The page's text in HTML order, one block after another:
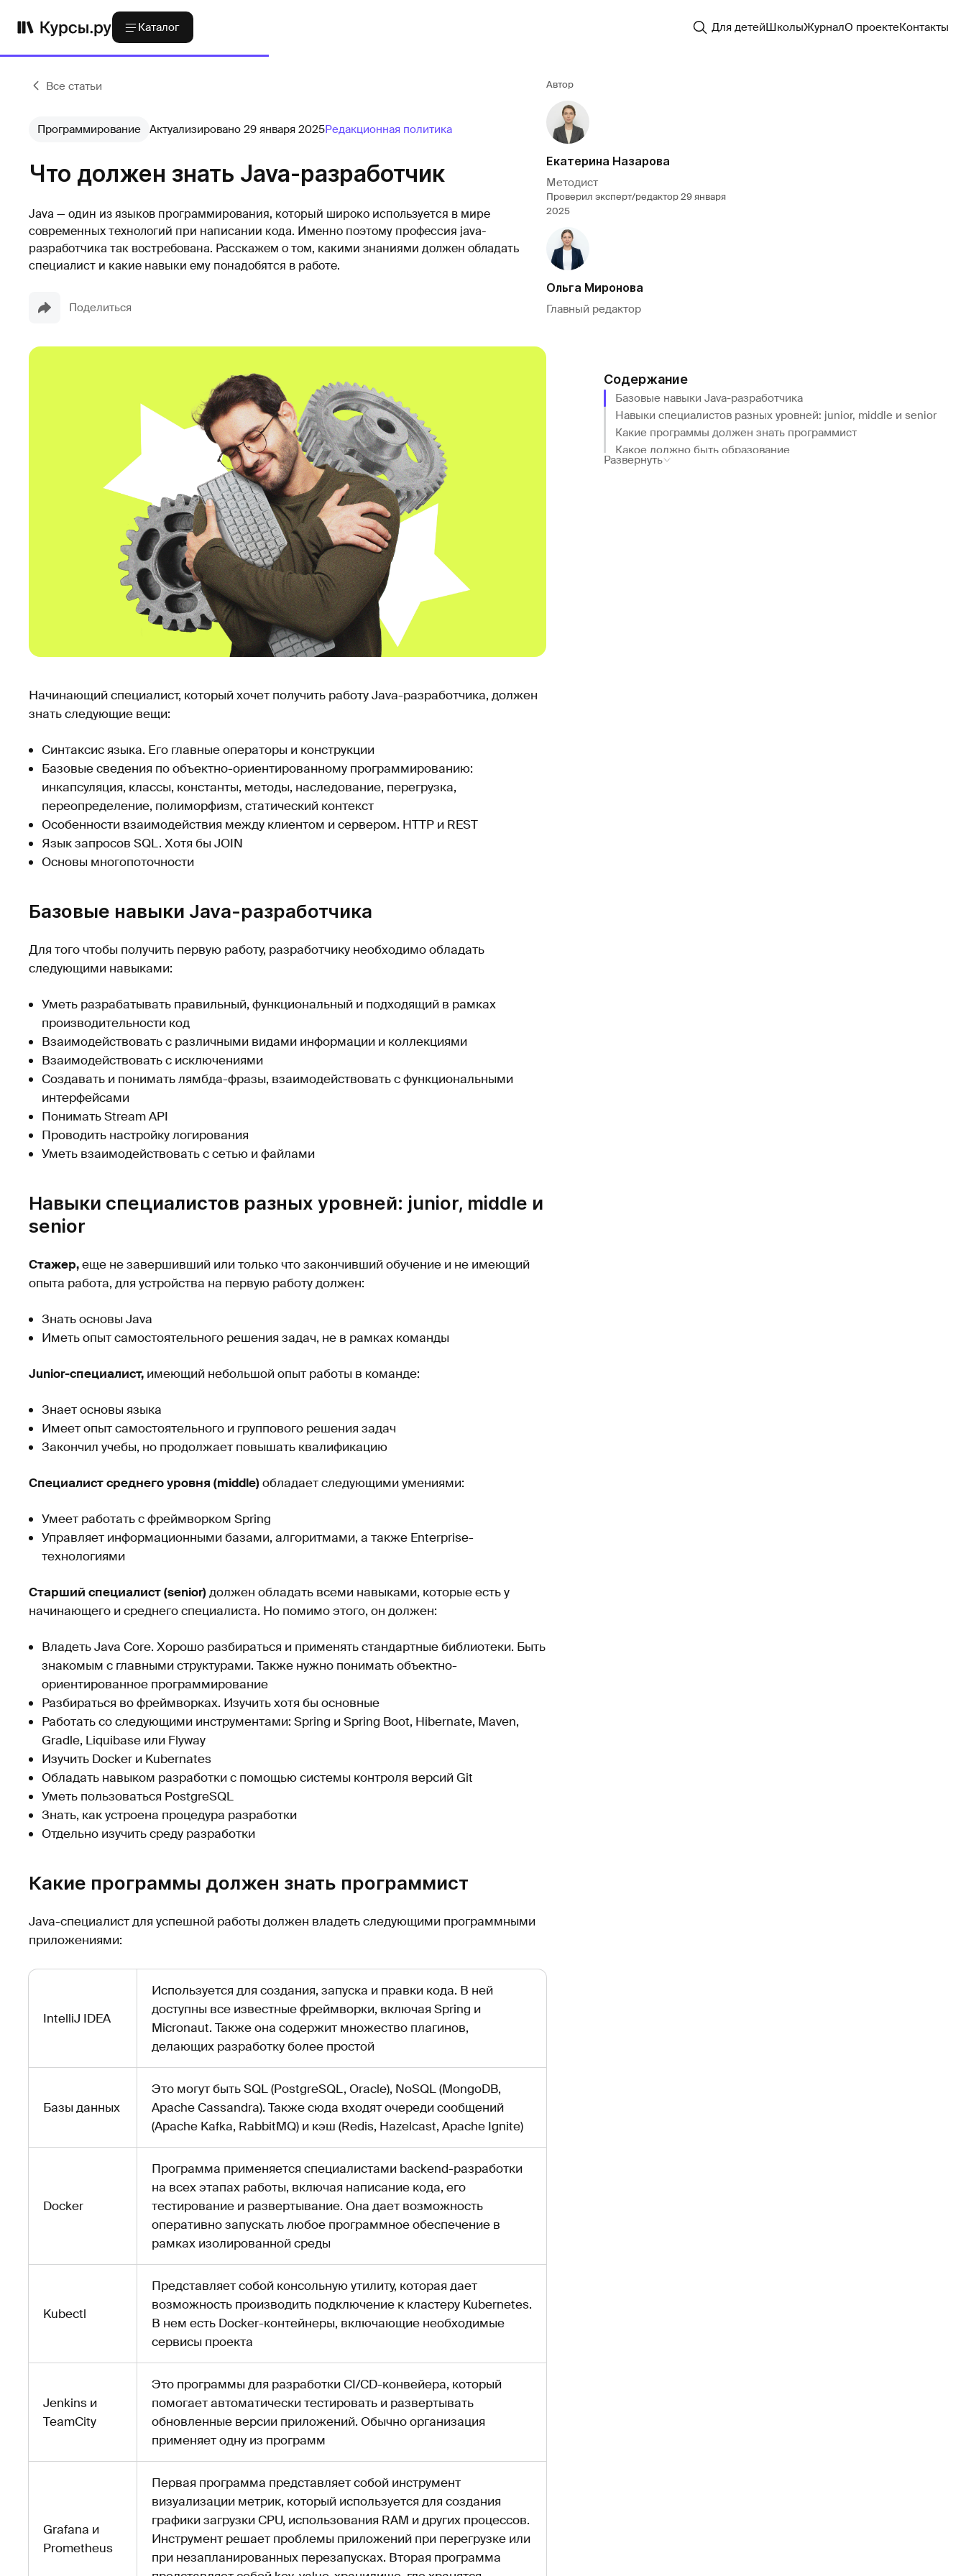
Каталог Для детейШколыЖурналО проектеКонтакты
Все статьи
Программирование Актуализировано 29 января 2025Редакционная политика
Что должен знать Java-разработчик
Java — один из языков программирования, который широко используется в мире
современных технологий при написании кода. Именно поэтому профессия java-
разработчика так востребована. Расскажем о том, какими знаниями должен обладать
специалист и какие навыки ему понадобятся в работе.
Поделиться
Автор
Екатерина Назарова
Методист
Проверил эксперт/редактор29 января
2025
Ольга Миронова
Главный редактор
Начинающий специалист, который хочет получить работу Java-разработчика, должен
знать следующие вещи:
Синтаксис языка. Его главные операторы и конструкции
Базовые сведения по объектно-ориентированному программированию:
инкапсуляция, классы, константы, методы, наследование, перегрузка,
переопределение, полиморфизм, статический контекст
Особенности взаимодействия между клиентом и сервером. HTTP и REST
Язык запросов SQL. Хотя бы JOIN
Основы многопоточности
Базовые навыки Java-разработчика
Для того чтобы получить первую работу, разработчику необходимо обладать
следующими навыками:
Уметь разрабатывать правильный, функциональный и подходящий в рамках
производительности код
Взаимодействовать с различными видами информации и коллекциями
Взаимодействовать с исключениями
Создавать и понимать лямбда-фразы, взаимодействовать с функциональными
интерфейсами
Понимать Stream API
Проводить настройку логирования
Уметь взаимодействовать с сетью и файлами
Навыки специалистов разных уровней: junior, middle и
senior
Стажер,еще не завершивший или только что закончивший обучение и не имеющий
опыта работа, для устройства на первую работу должен:
Знать основы Java
Иметь опыт самостоятельного решения задач, не в рамках команды
Junior-специалист, имеющий небольшой опыт работы в команде:
Знает основы языка
Имеет опыт самостоятельного и группового решения задач
Закончил учебы, но продолжает повышать квалификацию
Специалист среднего уровня (middle)обладает следующими умениями:
Умеет работать с фреймворком Spring
Управляет информационными базами, алгоритмами, а также Enterprise-
технологиями
Старший специалист (senior)должен обладать всеми навыками, которые есть у
начинающего и среднего специалиста. Но помимо этого, он должен:
Владеть Java Core. Хорошо разбираться и применять стандартные библиотеки. Быть
знакомым с главными структурами. Также нужно понимать объектно-
ориентированное программирование
Разбираться во фреймворках. Изучить хотя бы основные
Работать со следующими инструментами: Spring и Spring Boot, Hibernate, Maven,
Gradle, Liquibase или Flyway
Изучить Docker и Kubernates
Обладать навыком разработки с помощью системы контроля версий Git
Уметь пользоваться PostgreSQL
Знать, как устроена процедура разработки
Отдельно изучить среду разработки
Какие программы должен знать программист
Java-специалист для успешной работы должен владеть следующими программными
приложениями:
IntelliJ IDEA
Используется для создания, запуска и правки кода. В ней
доступны все известные фреймворки, включая Spring и
Micronaut. Также она содержит множество плагинов,
делающих разработку более простой
Базы данных
Это могут быть SQL (PostgreSQL, Oracle), NoSQL (MongoDB,
Apache Cassandra). Также сюда входят очереди сообщений
(Apache Kafka, RabbitMQ) и кэш (Redis, Hazelcast, Apache Ignite)
Docker
Программа применяется специалистами backend-разработки
на всех этапах работы, включая написание кода, его
тестирование и развертывание. Она дает возможность
оперативно запускать любое программное обеспечение в
рамках изолированной среды
Kubectl
Представляет собой консольную утилиту, которая дает
возможность производить подключение к кластеру Kubernetes.
В нем есть Docker-контейнеры, включающие необходимые
сервисы проекта
Jenkins и
TeamCity
Это программы для разработки CI/CD-конвейера, который
помогает автоматически тестировать и развертывать
обновленные версии приложений. Обычно организация
применяет одну из программ
Grafana и
Prometheus
Первая программа представляет собой инструмент
визуализации метрик, который используется для создания
графики загрузки CPU, использования RAM и других процессов.
Инструмент решает проблемы приложений при перегрузке или
при незапланированных перезапусках. Вторая программа
Содержание
Базовые навыки Java-разработчика
Навыки специалистов разных уровней: junior, middle и senior
Какие программы должен знать программист
Какое должно быть образование
Где обучиться на разработчика
Развернуть